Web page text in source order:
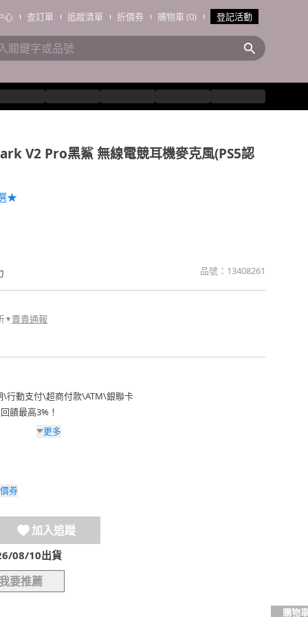
心 查訂單 追蹤清單 折價券 購物車 (0) 登記活動
V2 Pro黑鯊 無線電競耳機麥克風(PS5認
★
品號： 13408261
▼ 賣貴通報
\行動支付\超商付款\ATM\銀聯卡
饋最高3%！
更多
券
加入追蹤
08/10出貨
要推薦
購物